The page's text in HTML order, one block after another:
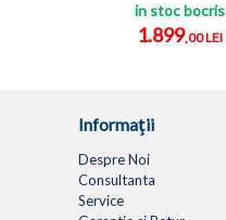
in stoc bocris
1.899,00 LEI
Informaţii
Despre Noi
Consultanta
Service